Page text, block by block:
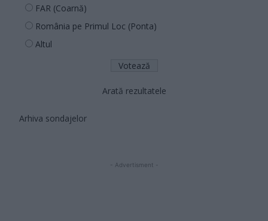
FAR (Coarnă)
România pe Primul Loc (Ponta)
Altul
Arată rezultatele
Arhiva sondajelor
- Advertisment -